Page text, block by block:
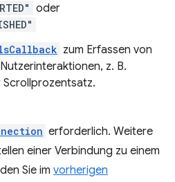
oder
zum Erfassen von
z. B.
erforderlich. Weitere
einer Verbindung zu einem
Sie im vorherigen